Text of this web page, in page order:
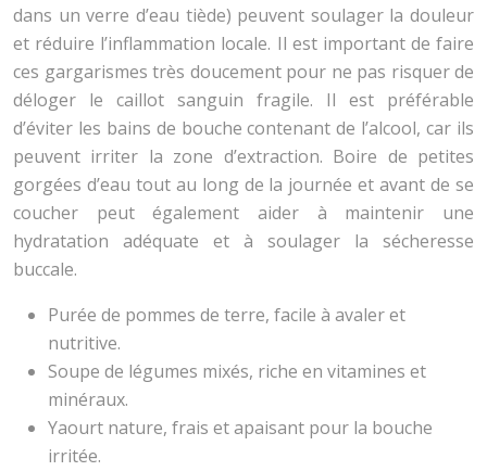
dans un verre d’eau tiède) peuvent soulager la douleur
et réduire l’inflammation locale. Il est important de faire
ces gargarismes très doucement pour ne pas risquer de
déloger le caillot sanguin fragile. Il est préférable
d’éviter les bains de bouche contenant de l’alcool, car ils
peuvent irriter la zone d’extraction. Boire de petites
gorgées d’eau tout au long de la journée et avant de se
coucher peut également aider à maintenir une
hydratation adéquate et à soulager la sécheresse
buccale.
Purée de pommes de terre, facile à avaler et
nutritive.
Soupe de légumes mixés, riche en vitamines et
minéraux.
Yaourt nature, frais et apaisant pour la bouche
irritée.